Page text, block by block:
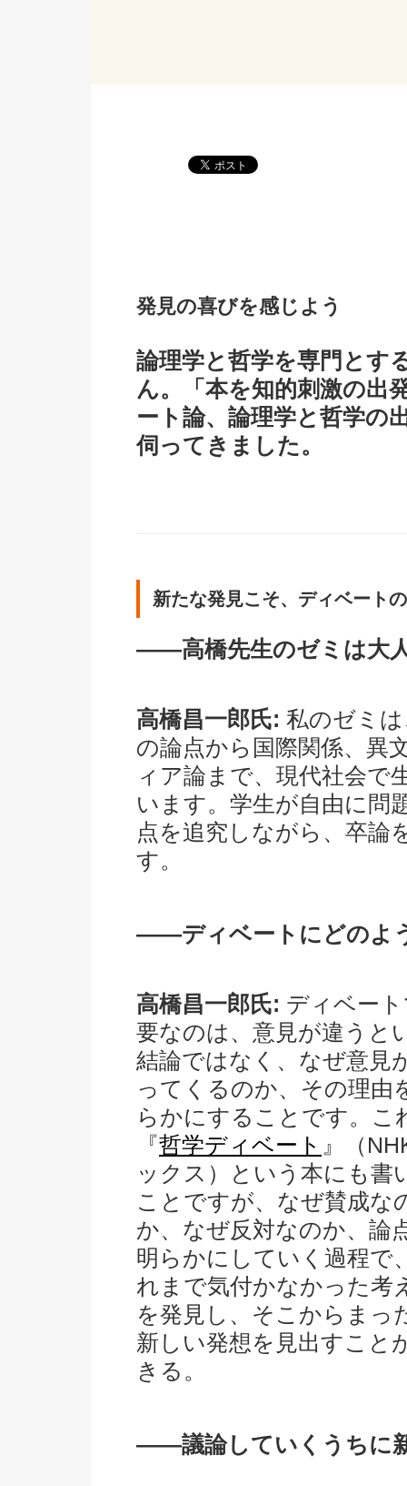
発見の喜びを感じよう
論理学と哲学を専門とす
ん。「本を知的刺激の出
ート論、論理学と哲学の
伺ってきました。
新たな発見こそ、ディベート
――高橋先生のゼミは大
高橋昌一郎氏: 私のゼミ
の論点から国際関係、異
ィア論まで、現代社会で
います。学生が自由に問
点を追究しながら、卒論
す。
――ディベートにどのよ
高橋昌一郎氏: ディベー
要なのは、意見が違うと
結論ではなく、なぜ意見
ってくるのか、その理由
らかにすることです。こ
『哲学ディベート 』（
ックス）という本にも書
ことですが、なぜ賛成な
か、なぜ反対なのか、論
明らかにしていく過程で
れまで気付かなかった考
を発見し、そこからまっ
新しい発想を見出すこと
きる。
――議論していくうちに